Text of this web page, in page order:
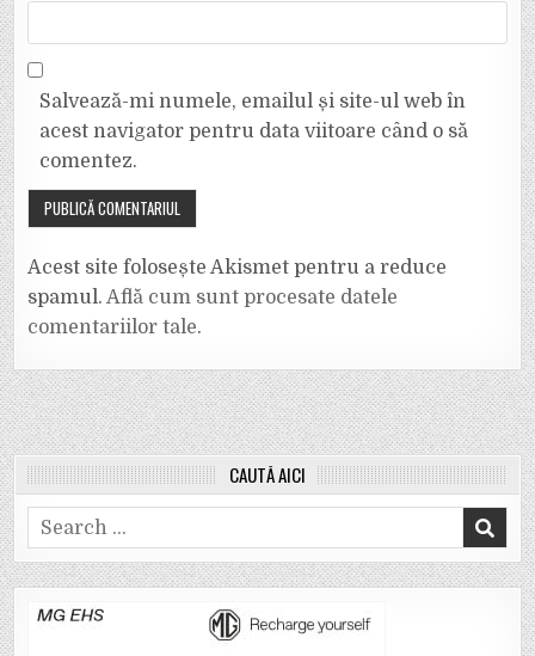
Salvează-mi numele, emailul și site-ul web în
acest navigator pentru data viitoare când o să
comentez.
Acest site folosește Akismet pentru a reduce
spamul.Află cum sunt procesate datele
comentariilor tale.
CAUTĂ AICI
Search
for: